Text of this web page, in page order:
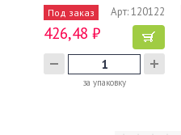
Под заказ Арт: 120122
426,48 ₽
за упаковку